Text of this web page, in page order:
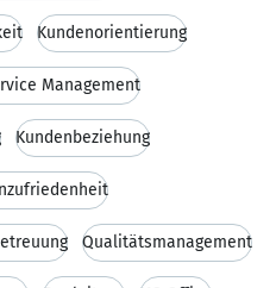
Kundenorientierung
Management
Kundenbeziehung
Qualitätsmanagement